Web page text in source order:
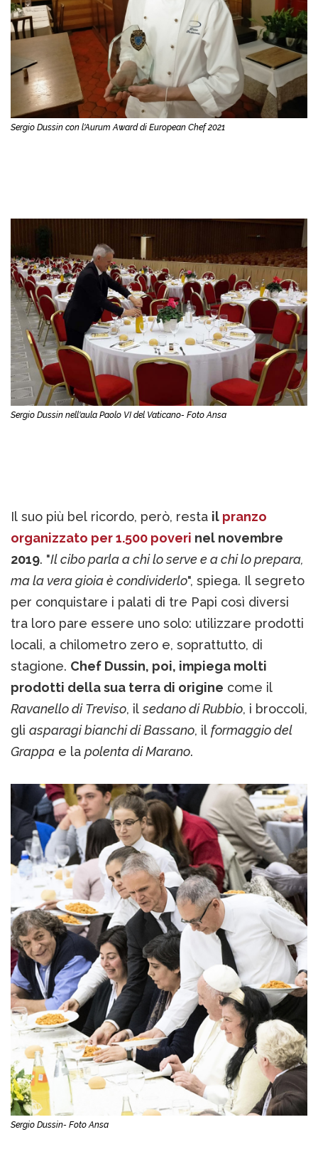
Sergio Dussin con l'Aurum Award di European Chef 2021
Sergio Dussin nell'aula Paolo VI del Vaticano- Foto Ansa
Il suo più bel ricordo, però, resta il pranzo
organizzato per 1.500 poveri nel novembre
2019. "Il cibo parla a chi lo serve e a chi lo prepara,
ma la vera gioia è condividerlo", spiega. Il segreto
per conquistare i palati di tre Papi così diversi
tra loro pare essere uno solo: utilizzare prodotti
locali, a chilometro zero e, soprattutto, di
stagione. Chef Dussin, poi, impiega molti
prodotti della sua terra di origine come il
Ravanello di Treviso, ilsedano di Rubbio, i broccoli,
gli asparagi bianchi di Bassano, il formaggio del
Grappa e la polenta di Marano.
Sergio Dussin- Foto Ansa